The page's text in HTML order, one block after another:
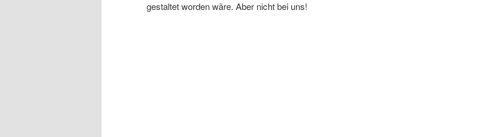
gestaltet worden wäre. Aber nicht bei uns!